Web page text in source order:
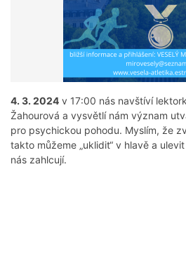
4. 3. 2024 v 17:00 nás navštíví
Žahourová a vysvětlí nám význam
pro psychickou pohodu. Myslím, že
takto můžeme „uklidit“ v hlavě a
nás zahlcují.